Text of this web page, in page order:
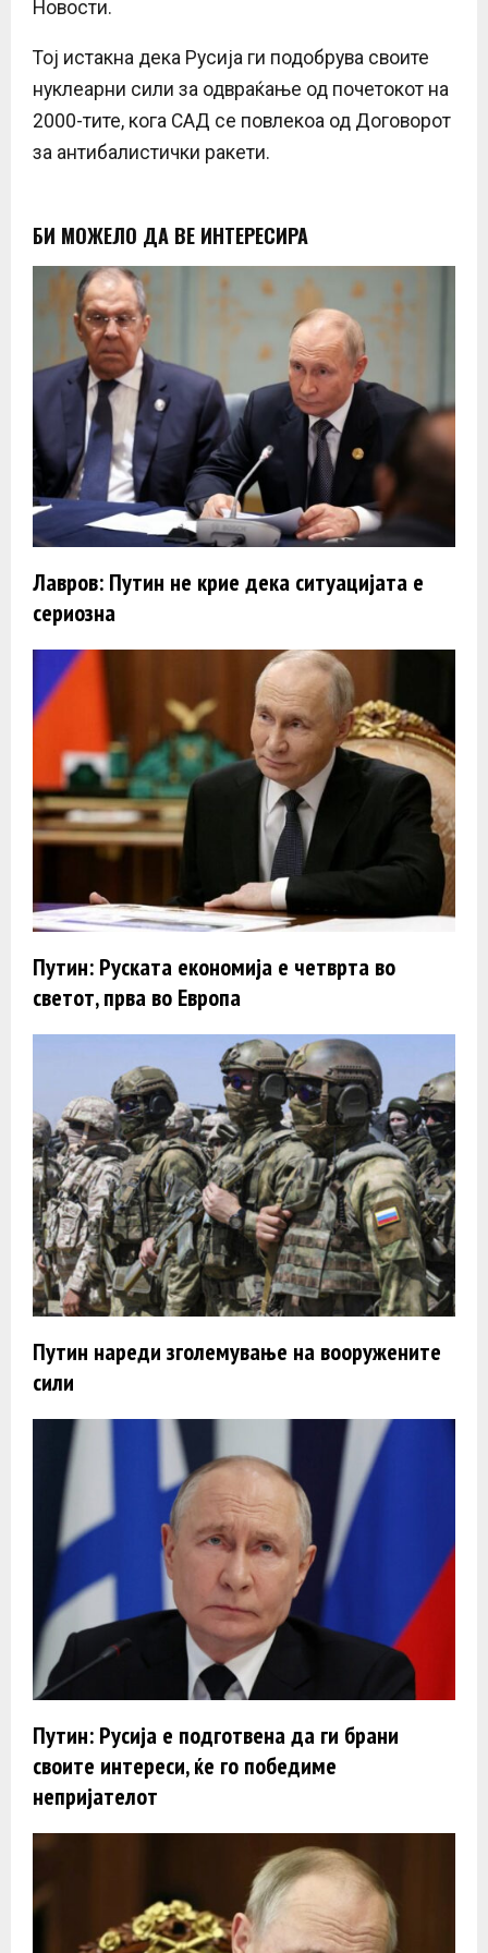
Новости.
Тој истакна дека Русија ги подобрува своите
нуклеарни сили за одвраќање од почетокот на
2000-тите, кога САД се повлекоа од Договорот
за антибалистички ракети.
БИ МОЖЕЛО ДА ВЕ ИНТЕРЕСИРА
Лавров: Путин не крие дека ситуацијата е
сериозна
Путин: Руската економија е четврта во
светот, прва во Европа
Путин нареди зголемување на вооружените
сили
Путин: Русија е подготвена да ги брани
своите интереси, ќе го победиме
непријателот